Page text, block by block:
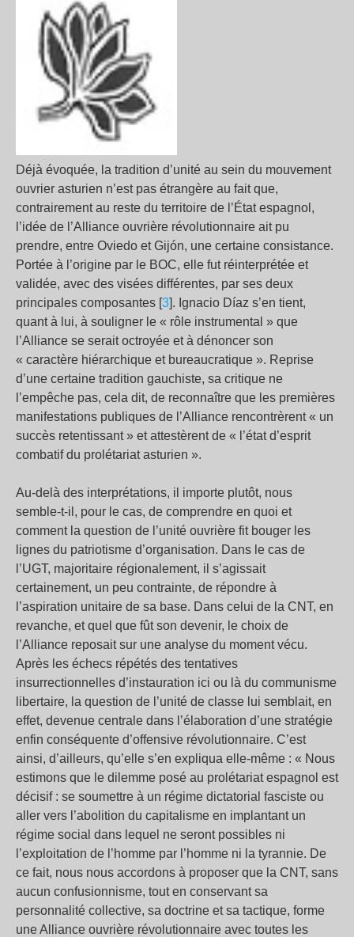
Déjà évoquée, la tradition d’unité au sein du mouvement
ouvrier asturien n’est pas étrangère au fait que,
contrairement au reste du territoire de l’État espagnol,
l’idée de l’Alliance ouvrière révolutionnaire ait pu
prendre, entre Oviedo et Gijón, une certaine consistance.
Portée à l’origine par le BOC, elle fut réinterprétée et
validée, avec des visées différentes, par ses deux
principales composantes [3]. Ignacio Díaz s’en tient,
quant à lui, à souligner le « rôle instrumental » que
l’Alliance se serait octroyée et à dénoncer son
« caractère hiérarchique et bureaucratique ». Reprise
d’une certaine tradition gauchiste, sa critique ne
l’empêche pas, cela dit, de reconnaître que les premières
manifestations publiques de l’Alliance rencontrèrent « un
succès retentissant » et attestèrent de « l’état d’esprit
combatif du prolétariat asturien ».
Au-delà des interprétations, il importe plutôt, nous
semble-t-il, pour le cas, de comprendre en quoi et
comment la question de l’unité ouvrière fit bouger les
lignes du patriotisme d’organisation. Dans le cas de
l’UGT, majoritaire régionalement, il s’agissait
certainement, un peu contrainte, de répondre à
l’aspiration unitaire de sa base. Dans celui de la CNT, en
revanche, et quel que fût son devenir, le choix de
l’Alliance reposait sur une analyse du moment vécu.
Après les échecs répétés des tentatives
insurrectionnelles d’instauration ici ou là du communisme
libertaire, la question de l’unité de classe lui semblait, en
effet, devenue centrale dans l’élaboration d’une stratégie
enfin conséquente d’offensive révolutionnaire. C’est
ainsi, d’ailleurs, qu’elle s’en expliqua elle-même : « Nous
estimons que le dilemme posé au prolétariat espagnol est
décisif : se soumettre à un régime dictatorial fasciste ou
aller vers l’abolition du capitalisme en implantant un
régime social dans lequel ne seront possibles ni
l’exploitation de l’homme par l’homme ni la tyrannie. De
ce fait, nous nous accordons à proposer que la CNT, sans
aucun confusionnisme, tout en conservant sa
personnalité collective, sa doctrine et sa tactique, forme
une Alliance ouvrière révolutionnaire avec toutes les